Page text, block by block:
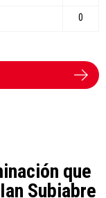
que
Subiabre